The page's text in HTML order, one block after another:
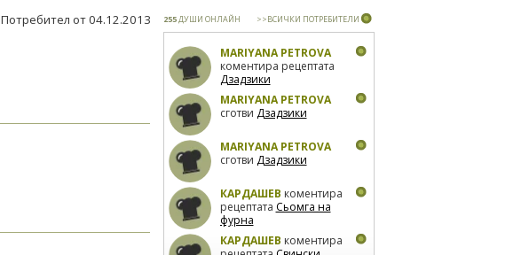
Потребител от 04.12.2013 255ДУШИ ОНЛАЙН >>ВСИЧКИ ПОТРЕБИТЕЛИ
MARIYANA PETROVA
коментира рецептата
Дзадзики
MARIYANA PETROVA
сготви Дзадзики
MARIYANA PETROVA
сготви Дзадзики
КАРДАШЕВ коментира
рецептата Сьомга на
фурна
КАРДАШЕВ коментира